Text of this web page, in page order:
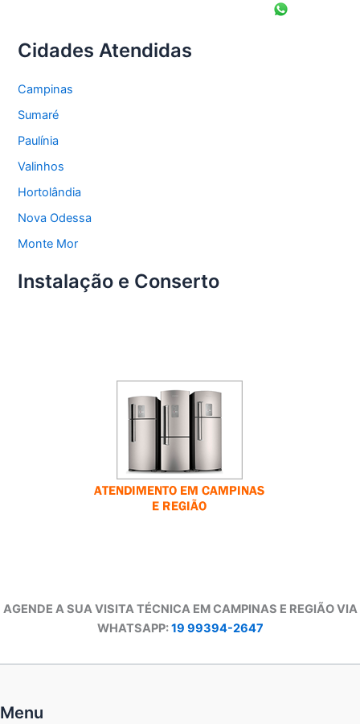
Cidades Atendidas
Campinas
Sumaré
Paulínia
Valinhos
Hortolândia
Nova Odessa
Monte Mor
Instalação e Conserto
AGENDE A SUA VISITA TÉCNICA EM CAMPINAS E REGIÃO VIA
WHATSAPP:19 99394-2647
Menu